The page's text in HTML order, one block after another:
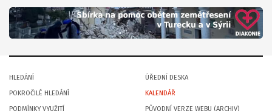
HLEDÁNÍ
POKROČILÉ HLEDÁNÍ
PODMÍNKY VYUŽITÍ
ÚŘEDNÍ DESKA
KALENDÁŘ
PŮVODNÍ VERZE WEBU (ARCHIV)